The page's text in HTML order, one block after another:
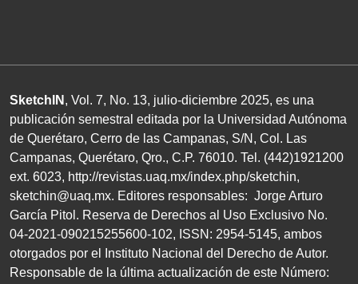
SketchIN , Vol. 7, No. 13, julio-diciembre 2025, es una
publicación semestral editada por la Universidad Autónoma
de Querétaro, Cerro de las Campanas, S/N , Col. Las
Campanas, Querétaro, Qro., C.P. 76010. Tel. (442)1921200
ext. 6023, http://revistas.uaq.mx/index.php/sketchin,
sketchin@uaq.mx. Editores responsables: Jorge Arturo
García Pitol. Reserva de Derechos al Uso Exclusivo No.
04-2021-090215255600-102, ISSN : 2954-5145, ambos
otorgados por el Instituto Nacional del Derecho de Autor.
Responsable de la última actualización de este Número: